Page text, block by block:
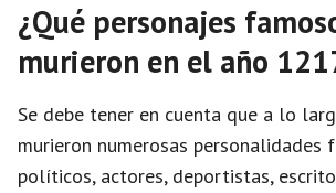
¿Qué personajes
murieron en el año
Se debe tener en cuenta que a lo
murieron numerosas personalidades
políticos, actores, deportistas,